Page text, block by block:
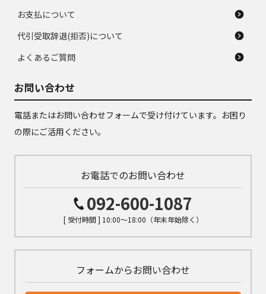
お支払について
代引受取辞退(拒否)について
よくあるご質問
お問い合わせ
電話またはお問い合わせフォームで受け付けています。お困り
の際にご活用ください。
お電話でのお問い合わせ
092-600-1087
[ 受付時間 ] 10:00～18:00（年末年始除く）
フォームからお問い合わせ